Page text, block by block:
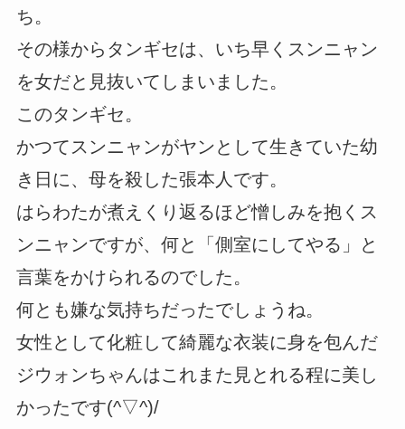
ち。
その様からタンギセは、いち早くスンニャン
を女だと見抜いてしまいました。
このタンギセ。
かつてスンニャンがヤンとして生きていた幼
き日に、母を殺した張本人です。
はらわたが煮えくり返るほど憎しみを抱くス
ンニャンですが、何と「側室にしてやる」と
言葉をかけられるのでした。
何とも嫌な気持ちだったでしょうね。
女性として化粧して綺麗な衣装に身を包んだ
ジウォンちゃんはこれまた見とれる程に美し
かったです(^▽^)/